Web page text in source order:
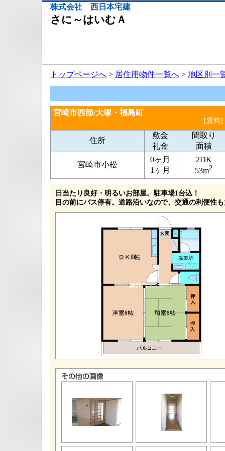
株式会社 西日本宅建
さに～はいむＡ
トップページへ > 居住用物件一覧へ > 地区別一
宮崎市西部/大塚・福島町
[賃料]
住所
敷金
礼金
間取り
面積
宮崎市小松
0ヶ月
1ヶ月
2DK
53m2
日当たり良好・明るいお部屋。駐車場1台込！
目の前にバス停有。道路沿いなので、交通の利便性